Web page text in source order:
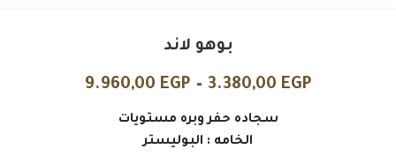
بوهو لاند
3.380,00 EGP
–
9.960,00 EGP
سجاده حفر وبره مستويات
الخامه : البوليستر